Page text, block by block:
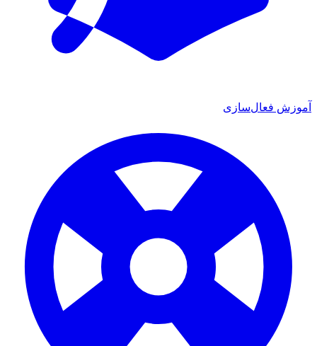
فعال‌سازی